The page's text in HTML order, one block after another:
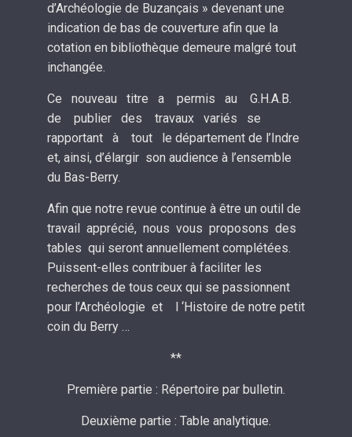
d’Archéologie de Buzançais » devenant une
indication de bas de couverture afin que la
cotation en bibliothèque demeure malgré tout
inchangée.
Ce nouveau titre a permis au G.H.A.B.
de publier des travaux variés se
rapportant à tout le département de l’Indre
et, ainsi, d’élargir son audience à l’ensemble
du Bas-Berry.
Afin que notre revue continue à être un outil de
travail apprécié, nous vous proposons des
tables qui seront annuellement complétées.
Puissent-elles contribuer à faciliter les
recherches de tous ceux qui se passionnent
pour l’Archéologie et l ‘Histoire de notre petit
coin du Berry …
**
Première partie : Répertoire par bulletin.
Deuxième partie : Table analytique.